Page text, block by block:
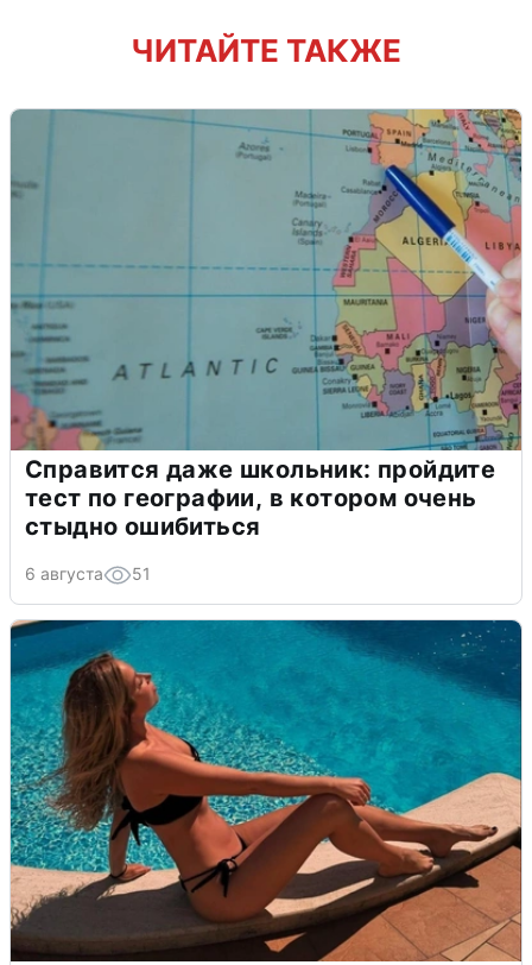
ЧИТАЙТЕ ТАКЖЕ
Справится даже школьник: пройдите
тест по географии, в котором очень
стыдно ошибиться
6 августа 51